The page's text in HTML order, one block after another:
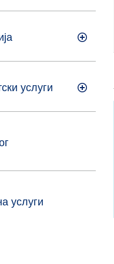
услуги
услуги